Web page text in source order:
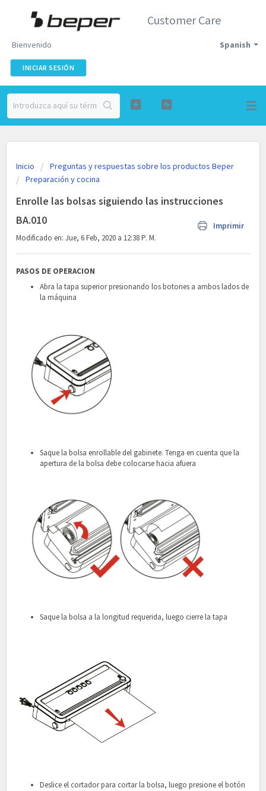
Customer Care
Spanish
Bienvenido
INICIAR SESIÓN
Inicio
Preguntas y respuestas sobre los productos Beper
Preparación y cocina
Enrolle las bolsas siguiendo las instrucciones
BA.010
Imprimir
Modificado en: Jue, 6 Feb, 2020 a 12:38 P. M.
PASOS DE OPERACION
Abra la tapa superior presionando los botones a ambos lados de
la máquina
Saque la bolsa enrollable del gabinete. Tenga en cuenta que la
apertura de la bolsa debe colocarse hacia afuera
Saque la bolsa a la longitud requerida, luego cierre la tapa
Deslice el cortador para cortar la bolsa, luego presione el botón